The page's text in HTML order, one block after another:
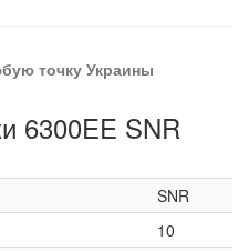
точку Украины
6300EE SNR
SNR
10